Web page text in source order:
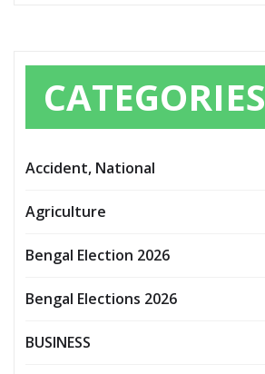
CATEGORIES
Accident, National
Agriculture
Bengal Election 2026
Bengal Elections 2026
BUSINESS